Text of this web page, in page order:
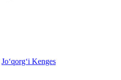
Jo‘qorg‘i Kenges